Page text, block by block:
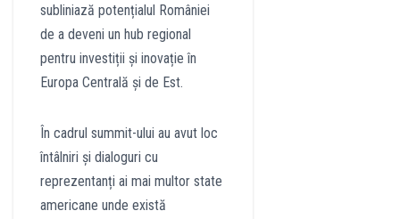
subliniază potențialul României
de a deveni un hub regional
pentru investiții și inovație în
Europa Centrală și de Est.
În cadrul summit-ului au avut loc
întâlniri și dialoguri cu
reprezentanți ai mai multor state
americane unde există